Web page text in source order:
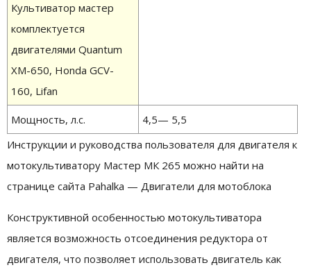
Культиватор мастер
комплектуется
двигателями Quantum
XM-650, Honda GCV-
160, Lifan
Мощность, л.с.
4,5— 5,5
Инструкции и руководства пользователя для двигателя к
мотокультиватору Мастер МК 265 можно найти на
странице сайта Pahalka — Двигатели для мотоблока
Конструктивной особенностью мотокультиватора
является возможность отсоединения редуктора от
двигателя, что позволяет использовать двигатель как